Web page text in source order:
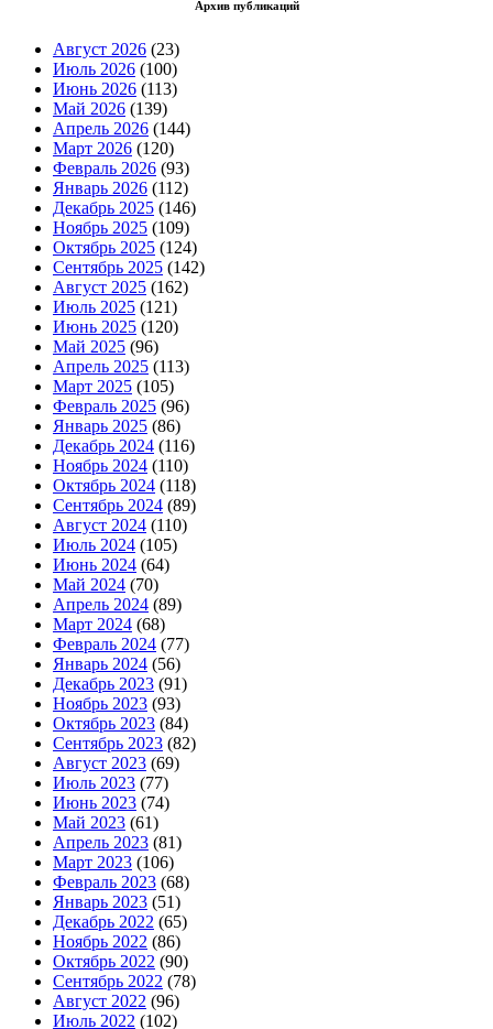
Архив публикаций
Август 2026 (23)
Июль 2026 (100)
Июнь 2026 (113)
Май 2026 (139)
Апрель 2026 (144)
Март 2026 (120)
Февраль 2026 (93)
Январь 2026 (112)
Декабрь 2025 (146)
Ноябрь 2025 (109)
Октябрь 2025 (124)
Сентябрь 2025 (142)
Август 2025 (162)
Июль 2025 (121)
Июнь 2025 (120)
Май 2025 (96)
Апрель 2025 (113)
Март 2025 (105)
Февраль 2025 (96)
Январь 2025 (86)
Декабрь 2024 (116)
Ноябрь 2024 (110)
Октябрь 2024 (118)
Сентябрь 2024 (89)
Август 2024 (110)
Июль 2024 (105)
Июнь 2024 (64)
Май 2024 (70)
Апрель 2024 (89)
Март 2024 (68)
Февраль 2024 (77)
Январь 2024 (56)
Декабрь 2023 (91)
Ноябрь 2023 (93)
Октябрь 2023 (84)
Сентябрь 2023 (82)
Август 2023 (69)
Июль 2023 (77)
Июнь 2023 (74)
Май 2023 (61)
Апрель 2023 (81)
Март 2023 (106)
Февраль 2023 (68)
Январь 2023 (51)
Декабрь 2022 (65)
Ноябрь 2022 (86)
Октябрь 2022 (90)
Сентябрь 2022 (78)
Август 2022 (96)
Июль 2022 (102)